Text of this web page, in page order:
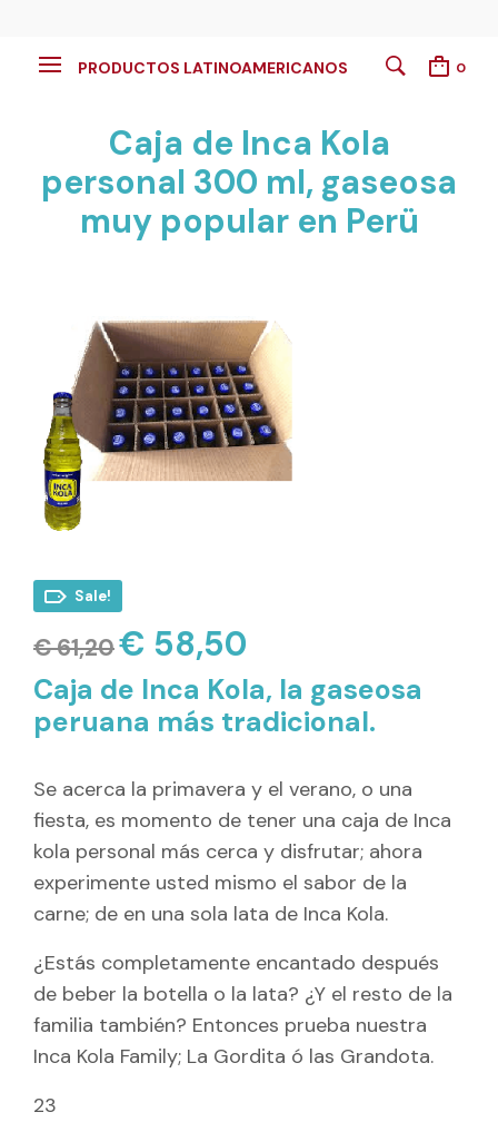
PRODUCTOS LATINOAMERICANOS 0
Caja de Inca Kola
personal 300 ml, gaseosa
muy popular en Perü
Sale!
€61,20El
precio
original
era:
€ 61,20.
€ 58,50
actual
es:
€ 58,50.
Caja de Inca Kola, la gaseosa
peruana más tradicional.
Se acerca la primavera y el verano, o una
fiesta, es momento de tener una caja de Inca
kola personal más cerca y disfrutar; ahora
experimente usted mismo el sabor de la
carne; de en una sola lata de Inca Kola.
¿Estás completamente encantado después
de beber la botella o la lata? ¿Y el resto de la
familia también? Entonces prueba nuestra
Inca Kola Family; La Gordita ó las Grandota.
23